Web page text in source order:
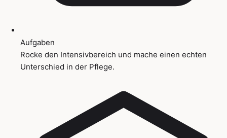
Aufgaben
Rocke den Intensivbereich und mache einen echten
Unterschied in der Pflege.